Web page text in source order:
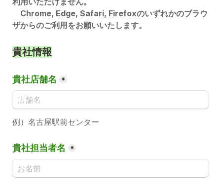
Chrome, Edge, Safari, Firefoxのいずれかのブラウ
ザからのご利用をお願いいたします。
貴社情報
貴社店舗名 *
例）名古屋駅前センター
貴社担当者名 *